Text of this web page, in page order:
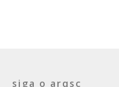
siga o arqsc